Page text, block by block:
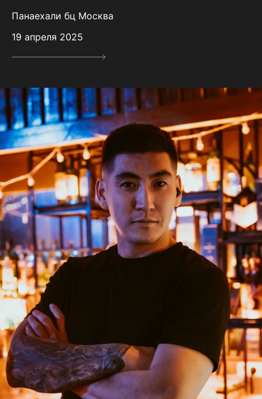
Панаехали бц Москва
19 апреля 2025